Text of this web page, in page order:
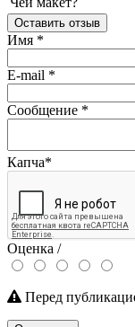
Оставить отзыв
Имя *
E-mail *
Сообщение *
Капча*
Оценка /
Перед